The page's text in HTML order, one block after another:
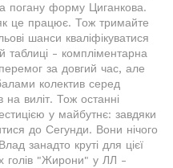
погану форму Циганкова.
це працює. Тож тримайте
шанси кваліфікуватися
таблиці - компліментарна
за довгий час, але
колектив серед
на виліт. Тож останні
у майбутнє: завдяки
до Сегунди. Вони нічого
занадто круті для цієї
голів "Жирони" у ЛЛ -